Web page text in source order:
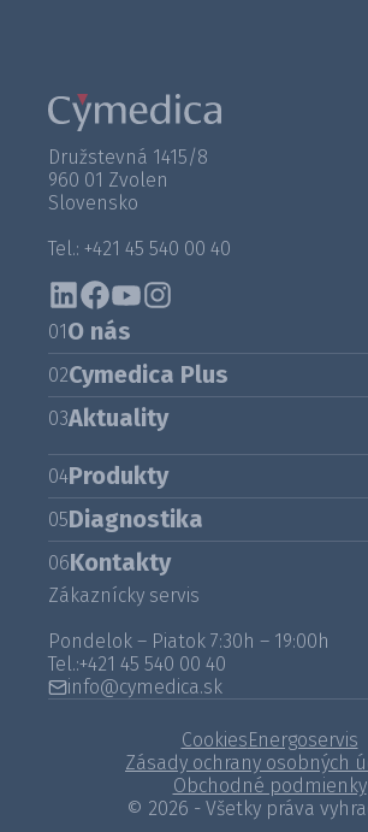
Družstevná 1415/8
960 01 Zvolen
Slovensko
Tel.: +421 45 540 00 40
01O nás
02Cymedica Plus
03Aktuality
04Produkty
05Diagnostika
06Kontakty
Zákaznícky servis
Pondelok – Piatok 7:30h – 19:00h
Tel.:+421 45 540 00 40
info@cymedica.sk
© 2026 - Všetky práva
CookiesEnergoservis
Zásady ochrany osobných
Obchodné podmienky